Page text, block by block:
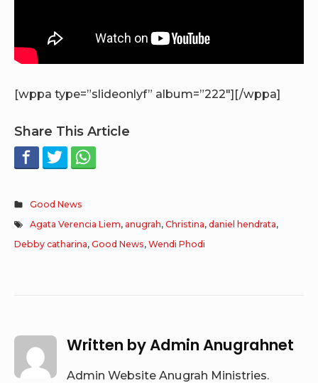
[wppa type=”slideonlyf” album=”222″][/wppa]
Share This Article
Good News
Agata Verencia Liem, anugrah,Christina,daniel hendrata,
Debby catharina, Good News, Wendi Phodi
Written byAdmin Anugrahnet
Admin Website Anugrah Ministries.